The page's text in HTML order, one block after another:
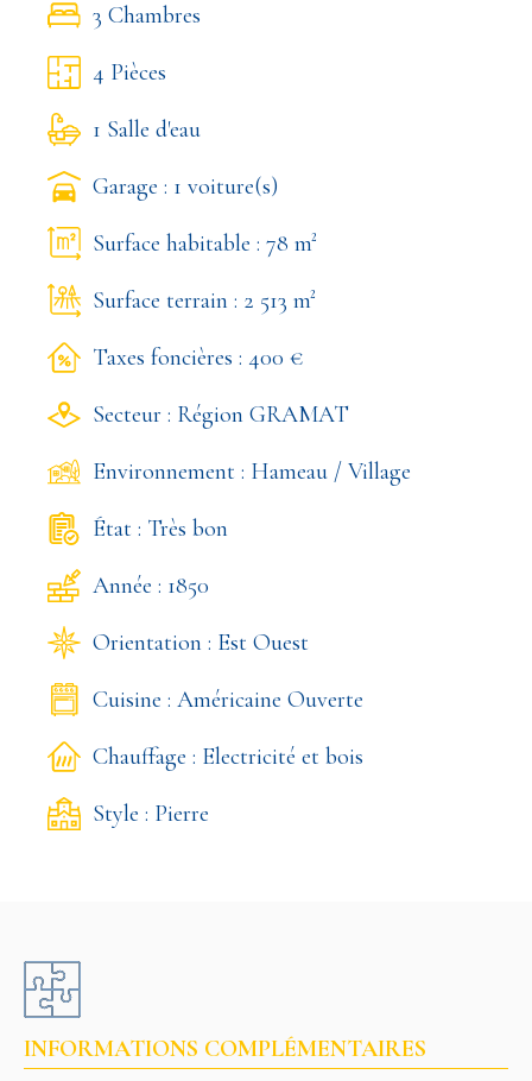
3 Chambres
4 Pièces
1 Salle d'eau
Garage : 1 voiture(s)
Surface habitable : 78 m²
Surface terrain : 2 513 m²
Taxes foncières : 400 €
Secteur : Région GRAMAT
Environnement : Hameau / Village
État : Très bon
Année : 1850
Orientation : Est Ouest
Cuisine : Américaine Ouverte
Chauffage : Electricité et bois
Style : Pierre
INFORMATIONS COMPLÉMENTAIRES